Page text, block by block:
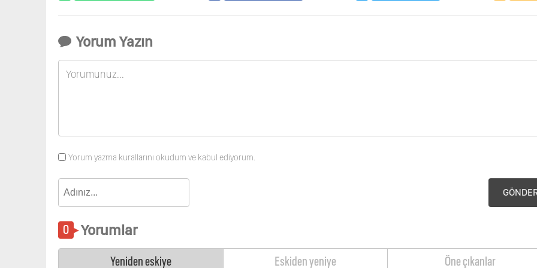
Yorum Yazın
Yorum yazma kurallarını okudum ve kabul ediyorum.
Yorumlar
Yeniden eskiye Eskiden yeniye Öne çıkanlar